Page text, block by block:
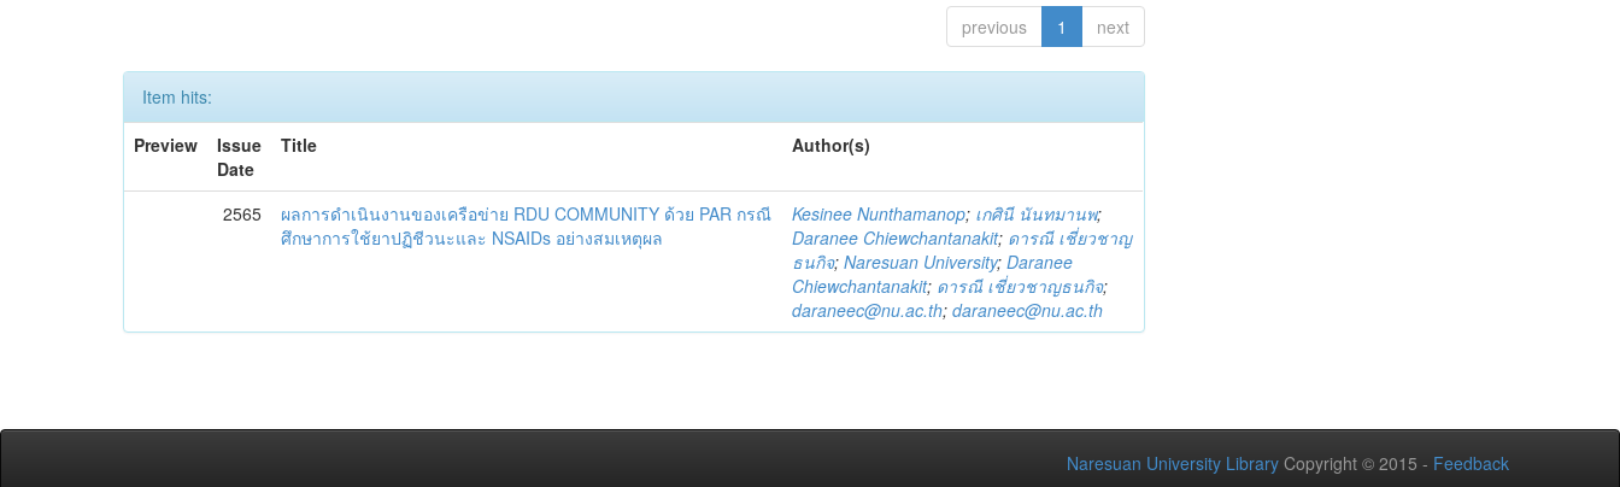
previous 1 next
Item hits:
Preview
Issue
Date
Title Author(s)
2565
ผลการดำเนินงานของเครือข่าย RDU COMMUNITY ด้วย PAR กรณี
ศึกษาการใช้ยาปฏิชีวนะและ NSAIDs อย่างสมเหตุผล
Kesinee Nunthamanop; เกศินี นันทมานพ;
Daranee Chiewchantanakit; ดารณี เชี่ยวชาญ
ธนกิจ;Naresuan University;Daranee
Chiewchantanakit; ดารณี เชี่ยวชาญธนกิจ;
daraneec@nu.ac.th;daraneec@nu.ac.th
Naresuan University Library Copyright © 2015 - Feedback